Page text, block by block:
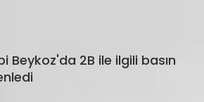
Beykoz'da 2B ile ilgili basın